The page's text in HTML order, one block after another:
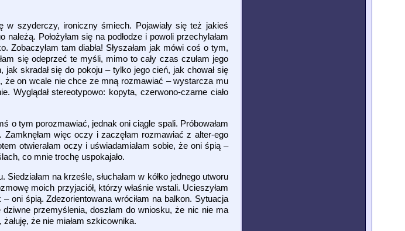
w szyderczy, ironiczny śmiech. Pojawiały się też jakieś
Położyłam się na podłodze i powoli przechylałam
Zobaczyłam tam diabła! Słyszałam jak mówi coś o tym,
się odeprzeć te myśli, mimo to cały czas czułam jego
skradał się do pokoju – tylko jego cień, jak chował się
że on wcale nie chce ze mną rozmawiać – wystarcza mu
stereotypowo: kopyta, czerwono-czarne ciało
o tym porozmawiać, jednak oni ciągle spali. Próbowałam
więc oczy i zaczęłam rozmawiać z alter-ego
otwierałam oczy i uświadamiałam sobie, że oni śpią –
co mnie trochę uspokajało.
na krześle, słuchałam w kółko jednego utworu
moich przyjaciół, którzy właśnie wstali. Ucieszyłam
oni śpią. Zdezorientowana wróciłam na balkon. Sytuacja
przemyślenia, doszłam do wniosku, że nic nie ma
że nie miałam szkicownika.